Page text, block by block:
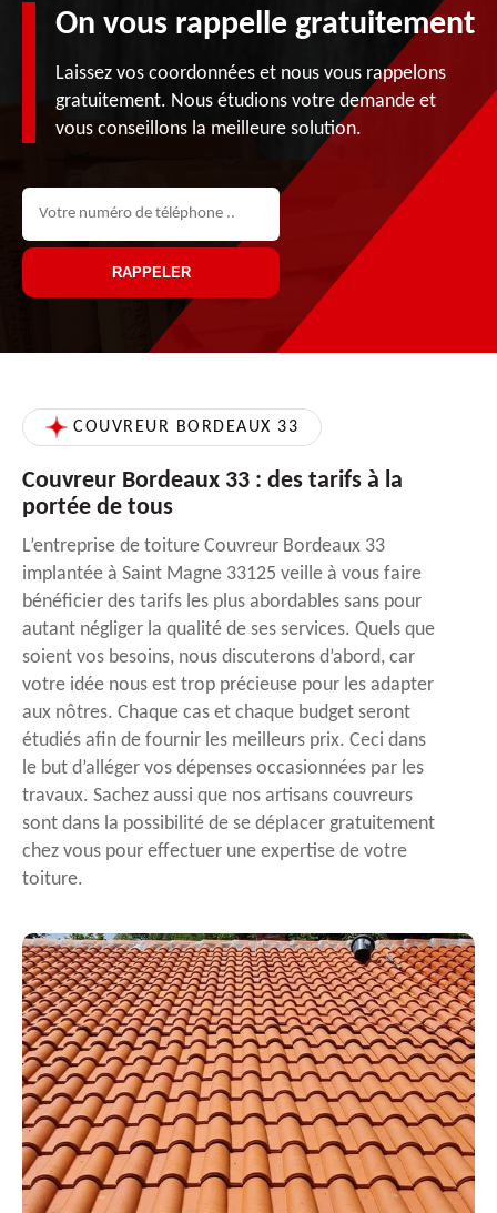
On vous rappelle gratuitement
Laissez vos coordonnées et nous vous rappelons
gratuitement. Nous étudions votre demande et
vous conseillons la meilleure solution.
COUVREUR BORDEAUX 33
Couvreur Bordeaux 33 : des tarifs à la
portée de tous
L’entreprise de toiture Couvreur Bordeaux 33
implantée à Saint Magne 33125 veille à vous faire
bénéficier des tarifs les plus abordables sans pour
autant négliger la qualité de ses services. Quels que
soient vos besoins, nous discuterons d’abord, car
votre idée nous est trop précieuse pour les adapter
aux nôtres. Chaque cas et chaque budget seront
étudiés afin de fournir les meilleurs prix. Ceci dans
le but d’alléger vos dépenses occasionnées par les
travaux. Sachez aussi que nos artisans couvreurs
sont dans la possibilité de se déplacer gratuitement
chez vous pour effectuer une expertise de votre
toiture.